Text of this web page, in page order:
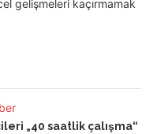
gelişmeleri kaçırmamak
„40 saatlik çalışma“